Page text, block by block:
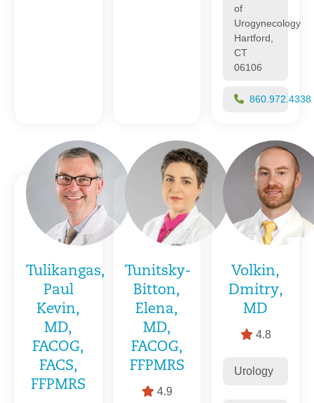
of
Urogynecology
Hartford,
CT
06106
860.972.4338
Tulikangas,
Paul
Kevin,
MD,
FACOG,
FACS,
FFPMRS
Tunitsky-
Bitton,
Elena,
MD,
FACOG,
FFPMRS
4.9
Volkin,
Dmitry,
MD
4.8
Urology